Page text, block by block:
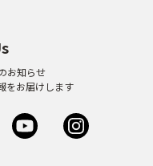
・ハリ
お知らせ
をお届けします